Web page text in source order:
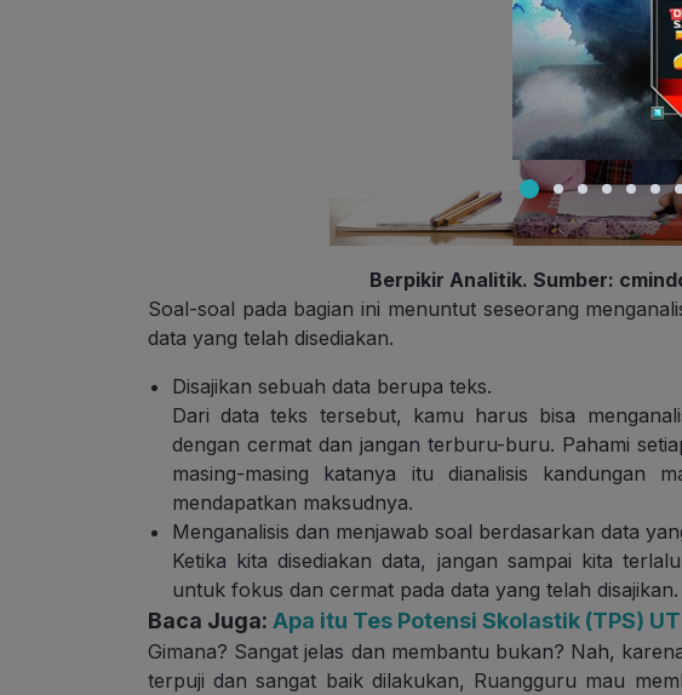
Berpikir Analitik. Sumber:
Soal-soal pada bagian ini menuntut seseorang
data yang telah disediakan.
Disajikan sebuah data berupa teks.
Dari data teks tersebut, kamu harus bisa
dengan cermat dan jangan terburu-buru. Pahami
masing-masing katanya itu dianalisis kandungan
mendapatkan maksudnya.
Menganalisis dan menjawab soal berdasarkan data
Ketika kita disediakan data, jangan sampai kita
untuk fokus dan cermat pada data yang telah disajikan.
Baca Juga: Apa itu Tes Potensi Skolastik (TPS)
Gimana? Sangat jelas dan membantu bukan? Nah,
terpuji dan sangat baik dilakukan, Ruangguru mau